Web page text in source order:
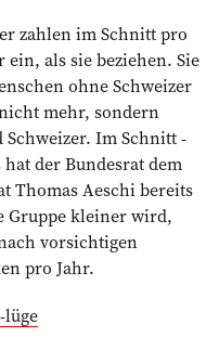
zahlen im Schnitt pro
ein, als sie ­beziehen. Sie
ohne Schweizer
mehr, sondern
Schweizer. Im Schnitt
der Bundesrat dem
Thomas Aeschi bereits
Gruppe kleiner wird,
vorsichtigen
pro Jahr.